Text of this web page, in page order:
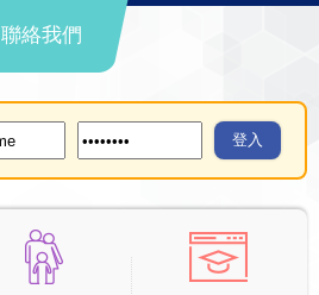
聯絡我們